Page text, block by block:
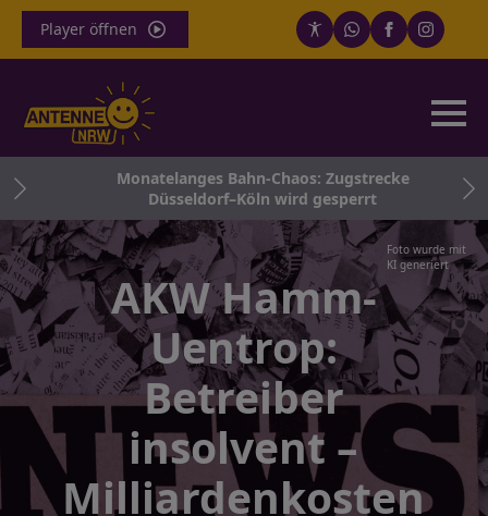
Player öffnen
Monatelanges Bahn-Chaos: Zugstrecke
Düsseldorf–Köln wird gesperrt
Foto wurde mit
KI generiert
AKW Hamm-
Uentrop:
Betreiber
insolvent –
Milliardenkosten